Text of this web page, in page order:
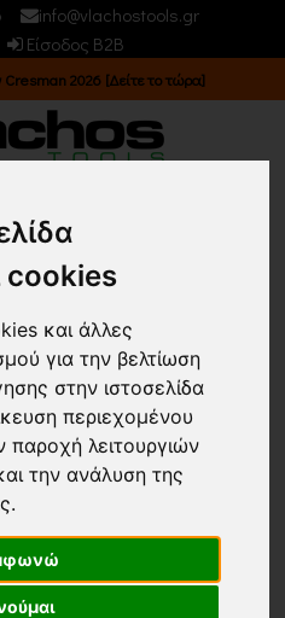
cookies
και άλλες
για την βελτίωση
στην ιστοσελίδα
περιεχομένου
παροχή λειτουργιών
την ανάλυση της
info@vlachostools.gr
Είσοδος B2B
Cresman 2026 [Δείτε το τώρα]
&
ΠΡΟΣΩΠΟΥ
ΣΗΜΑΝΣΗΣ
Εμφάνιση
24 ΠΡΟΙΟΝΤΑ